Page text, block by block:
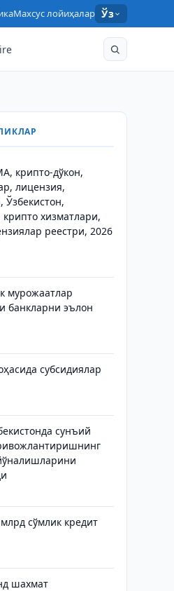
Махсус лойиҳалар Ўз
крипто-дўкон,
лицензия,
Ўзбекистон,
хизматлари,
реестри, 2026
мурожаатлар
банкларни эълон
субсидиялар
сунъий
сўмлик кредит
шахмат